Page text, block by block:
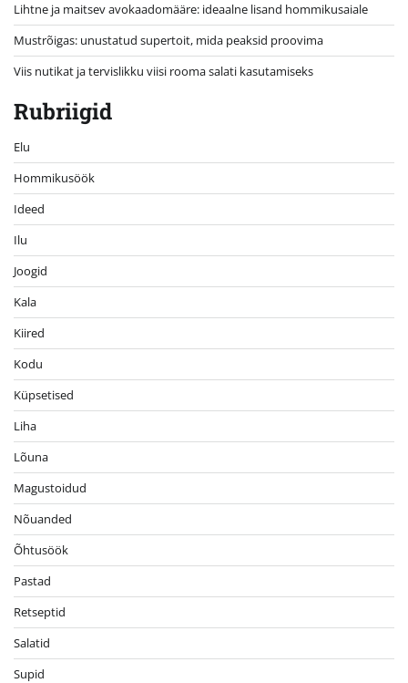
Lihtne ja maitsev avokaadomääre: ideaalne lisand hommikusaiale
Mustrõigas: unustatud supertoit, mida peaksid proovima
Viis nutikat ja tervislikku viisi rooma salati kasutamiseks
Rubriigid
Elu
Hommikusöök
Ideed
Ilu
Joogid
Kala
Kiired
Kodu
Küpsetised
Liha
Lõuna
Magustoidud
Nõuanded
Õhtusöök
Pastad
Retseptid
Salatid
Supid